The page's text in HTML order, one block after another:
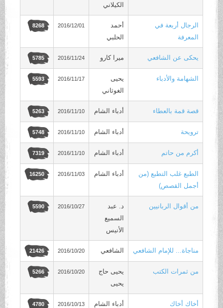
الكيلاني
الرجال أربعة في
المعرفة
أحمد
الحلبي
2016/12/01
8268
يحكى عن الشافعي ميرا كارو 2016/11/24
5785
الشهامة والأدباء
يحيى
الغوثاني
2016/11/17
5593
قصة قمة بالعطاء أدباء الشام 2016/11/10
5263
ترويحة أدباء الشام 2016/11/10
5748
أكرم من حاتم أدباء الشام 2016/11/10
7319
الطبع غلب التطبع (من
أجمل القصص)
أدباء الشام 2016/11/03
16250
من أقوال الربانيين
د. عبد
السميع
اﻷنيس
2016/10/27
5590
مناجاة... للإمام الشافعي الشافعي 2016/10/20
21426
من ثمرات الكتب
يحيى حاج
يحيى
2016/10/20
5266
أخاك أخاك أدباء الشام 2016/10/13
4780